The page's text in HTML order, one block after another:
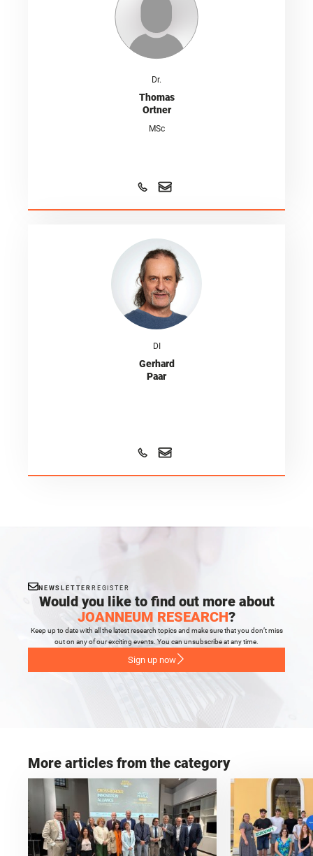
Dr.
Thomas
Ortner
MSc
DI
Gerhard
Paar
NEWSLETTER REGISTER
Would you like to find out more about
JOANNEUM RESEARCH?
Keep up to date with all the latest research topics and make sure that you don’t miss
out on any of our exciting events. You can unsubscribe at any time.
Sign up now
More articles from the category